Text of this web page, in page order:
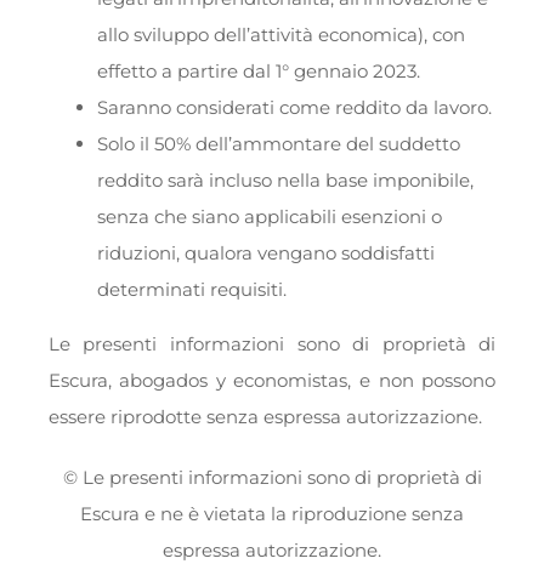
allo sviluppo dell’attività economica), con
effetto a partire dal 1° gennaio 2023.
Saranno considerati come reddito da lavoro.
Solo il 50% dell’ammontare del suddetto
reddito sarà incluso nella base imponibile,
senza che siano applicabili esenzioni o
riduzioni, qualora vengano soddisfatti
determinati requisiti.
Le presenti informazioni sono di proprietà di
Escura, abogados y economistas, e non possono
essere riprodotte senza espressa autorizzazione.
© Le presenti informazioni sono di proprietà di
Escura e ne è vietata la riproduzione senza
espressa autorizzazione.